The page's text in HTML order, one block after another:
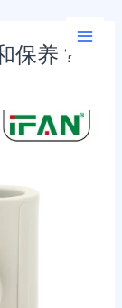
保养？